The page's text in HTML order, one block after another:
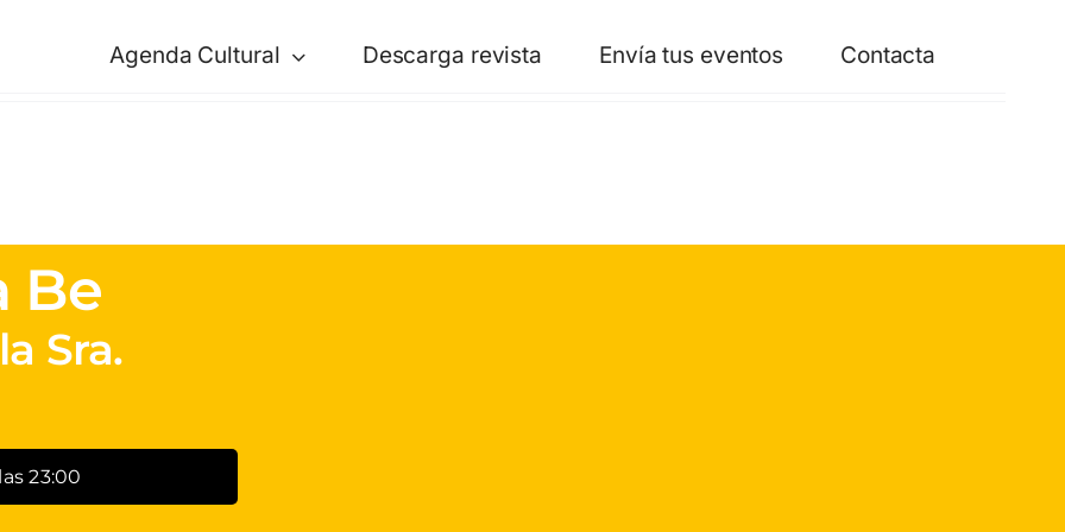
Agenda Cultural Descarga revista Envía tus eventos Contacta
Be
Sra.
23:00